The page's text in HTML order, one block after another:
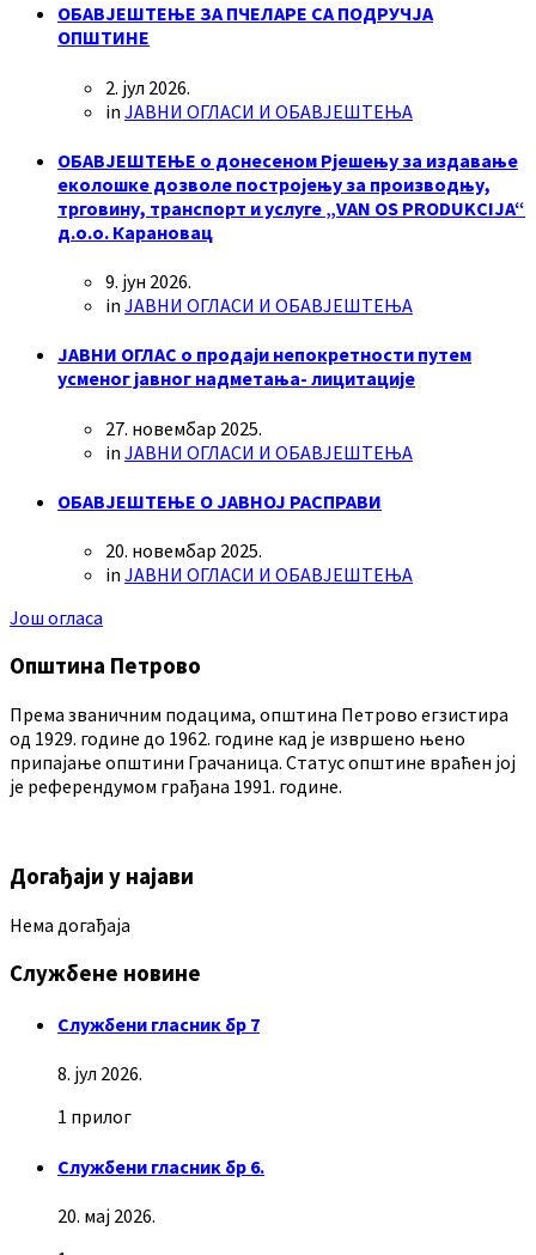
ОБАВЈЕШТЕЊЕ ЗА ПЧЕЛАРЕ СА ПОДРУЧЈА
ОПШТИНЕ
2. јул 2026.
in ЈАВНИ ОГЛАСИ И ОБАВЈЕШТЕЊА
ОБАВЈЕШТЕЊЕ о донесеном Рјешењу за издавање
еколошке дозволе постројењу за производњу,
трговину, транспорт и услуге „VAN OS PRODUKCIJA“
д.о.о. Карановац
9. јун 2026.
in ЈАВНИ ОГЛАСИ И ОБАВЈЕШТЕЊА
ЈАВНИ ОГЛАС о продаји непокретности путем
усменог јавног надметања- лицитације
27. новембар 2025.
in ЈАВНИ ОГЛАСИ И ОБАВЈЕШТЕЊА
ОБАВЈЕШТЕЊЕ О ЈАВНОЈ РАСПРАВИ
20. новембар 2025.
in ЈАВНИ ОГЛАСИ И ОБАВЈЕШТЕЊА
Још огласа
Општина Петрово
Према званичним подацима, општина Петрово егзистира
од 1929. године до 1962. године кад је извршено њено
припајање општини Грачаница. Статус општине враћен јој
је референдумом грађана 1991. године.
Догађаји у најави
Нема догађаја
Службене новине
Службени гласник бр 7
8. јул 2026.
1 прилог
Службени гласник бр 6.
20. мај 2026.